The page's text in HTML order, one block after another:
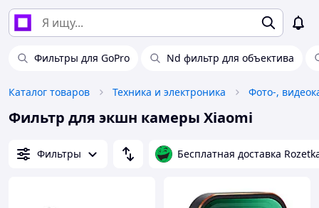
Фильтры для GoPro Nd фильтр для объектива
Каталог товаров Техника и электроника Фото-,
Фильтр для экшн камеры Xiaomi
Фильтры Бесплатная доставка